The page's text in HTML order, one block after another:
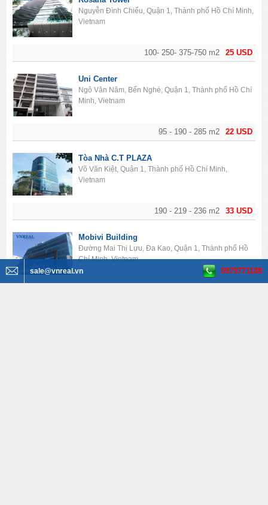
25 USD
100- 250- 375-750 m2
Nguyễn Đình Chiểu, Quận 1, Thành phố Hồ Chí Minh,
Vietnam
22 USD
95 - 190 - 285 m2
Uni Center
Ngô Văn Năm, Bến Nghé, Quận 1, Thành phố Hồ Chí
Minh, Vietnam
33 USD
190 - 219 - 236 m2
Tòa Nhà C.T PLAZA
Võ Văn Kiệt, Quận 1, Thành phố Hồ Chí Minh,
Vietnam
Mobivi Building
Đường Mai Thị Lựu, Đa Kao, Quận 1, Thành phố Hồ
Chí Minh, Vietnam
sale@vnreal.vn 0979771188